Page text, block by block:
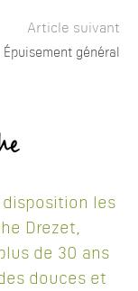
Article suivant
Épuisement général
les
Drezet,
de 30 ans
douces et